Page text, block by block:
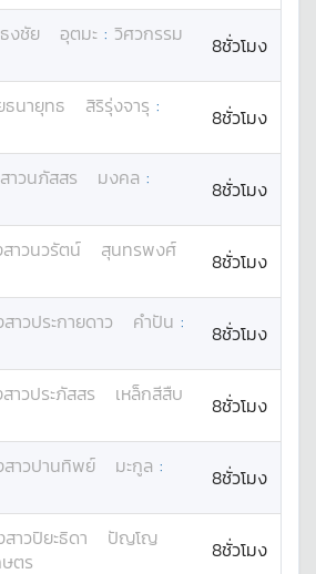
ธงชัย อุตมะ : วิศวกรรม
8ชั่วโมง
ธนายุทธ สิริรุ่งจารุ :
8ชั่วโมง
าวนภัสสร มงคล :
8ชั่วโมง
าวนวรัตน์
สุนทรพงศ์
8ชั่วโมง
าวประกายดาว คำปัน :
8ชั่วโมง
าวประภัสสร
เหล็กสีสืบ
8ชั่วโมง
าวปานทิพย์ มะกูล :
8ชั่วโมง
าวปิยะธิดา
ปัญโญ
ตร 8ชั่วโมง